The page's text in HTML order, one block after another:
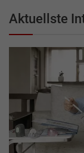
Aktuellste